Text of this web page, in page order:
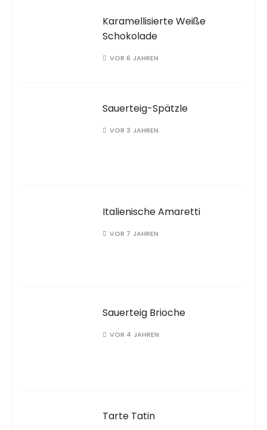
Karamellisierte Weiße
Schokolade
VOR 6 JAHREN
Sauerteig-Spätzle
VOR 3 JAHREN
Italienische Amaretti
VOR 7 JAHREN
Sauerteig Brioche
VOR 4 JAHREN
Tarte Tatin